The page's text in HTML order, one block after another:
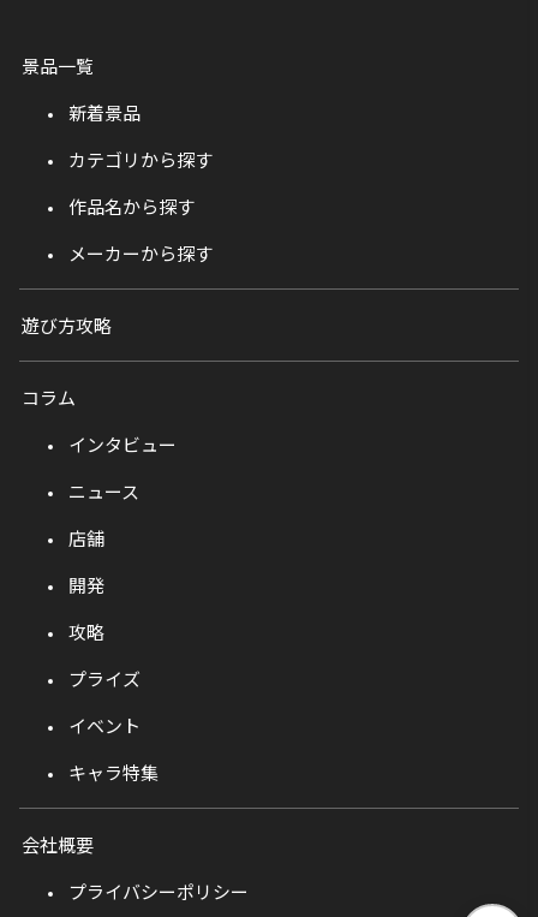
景品一覧
新着景品
カテゴリから探す
作品名から探す
メーカーから探す
遊び方攻略
コラム
インタビュー
ニュース
店舗
開発
攻略
プライズ
イベント
キャラ特集
会社概要
プライバシーポリシー